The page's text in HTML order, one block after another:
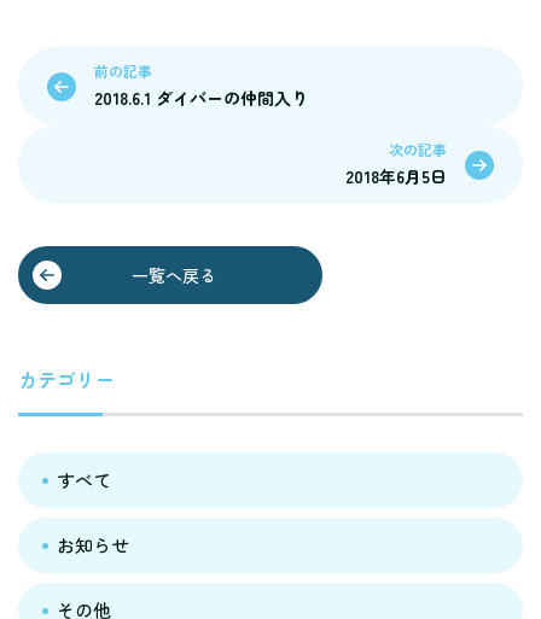
前の記事
2018.6.1 ダイバーの仲間入り
次の記事
2018年6月5日
一覧へ戻る
カテゴリー
すべて
お知らせ
その他